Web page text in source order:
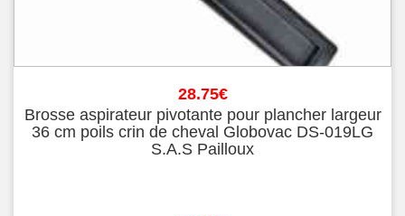
28.75€
Brosse aspirateur pivotante pour plancher largeur
36 cm poils crin de cheval Globovac DS-019LG
S.A.S Pailloux